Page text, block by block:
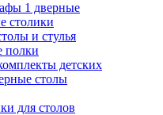
1 дверные
столики
и стулья
полки
детских
столы
для столов